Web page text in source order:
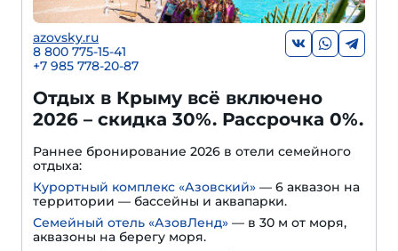
azovsky.ru
8 800 775-15-41
+7 985 778-20-87
Отдых в Крыму всё включено
2026 – скидка 30%. Рассрочка 0%.
Раннее бронирование 2026 в отели семейного
отдыха:
Курортный комплекс «Азовский» — 6 аквазон на
территории — бассейны и аквапарки.
Семейный отель «АзовЛенд» — в 30 м от моря,
аквазоны на берегу моря.